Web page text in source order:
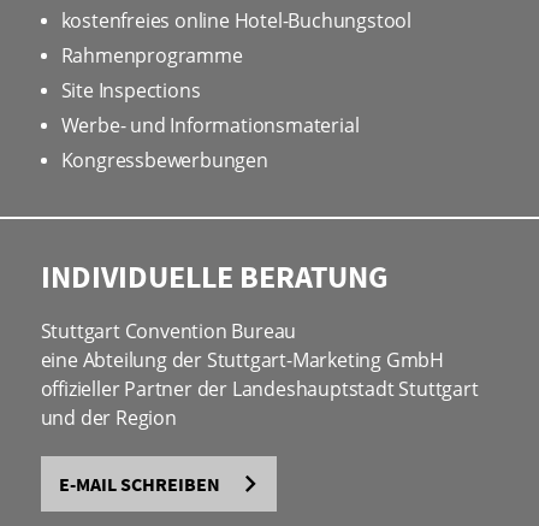
kostenfreies online Hotel-Buchungstool
Rahmenprogramme
Site Inspections
Werbe- und Informationsmaterial
Kongressbewerbungen
INDIVIDUELLE BERATUNG
Stuttgart Convention Bureau
eine Abteilung der Stuttgart-Marketing GmbH
offizieller Partner der Landeshauptstadt Stuttgart
und der Region
E-MAIL SCHREIBEN